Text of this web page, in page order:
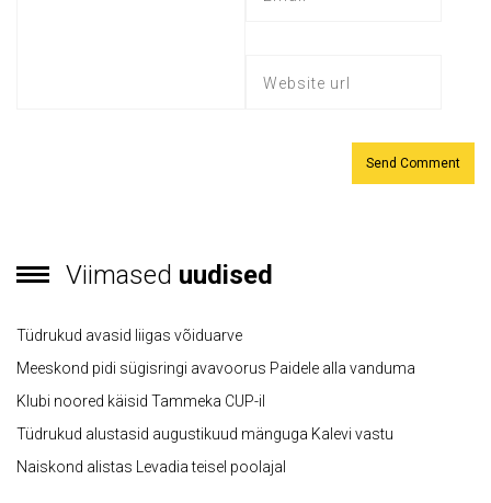
Viimased uudised
Tüdrukud avasid liigas võiduarve
Meeskond pidi sügisringi avavoorus Paidele alla vanduma
Klubi noored käisid Tammeka CUP-il
Tüdrukud alustasid augustikuud mänguga Kalevi vastu
Naiskond alistas Levadia teisel poolajal